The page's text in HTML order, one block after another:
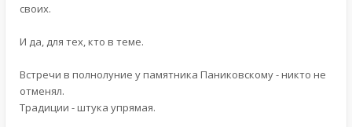
своих.
И да, для тех, кто в теме.
Встречи в полнолуние у памятника Паниковскому - никто не
отменял.
Традиции - штука упрямая.